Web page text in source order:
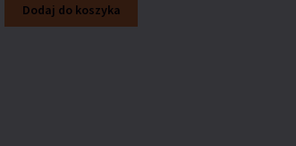
Dodaj do koszyka